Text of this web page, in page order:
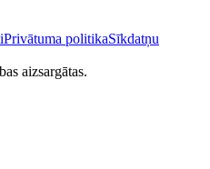
Privātuma politikaSīkdatņu
aizsargātas.